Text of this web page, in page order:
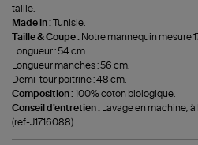
taille.
Made in :Tunisie.
Taille & Coupe : Notre mannequin mesure
Longueur : 54 cm.
Longueur manches : 56 cm.
Demi-tour poitrine : 48 cm.
Composition :100% coton biologique.
Conseil d'entretien :
Lavage en machine, à
(ref-J1716088)